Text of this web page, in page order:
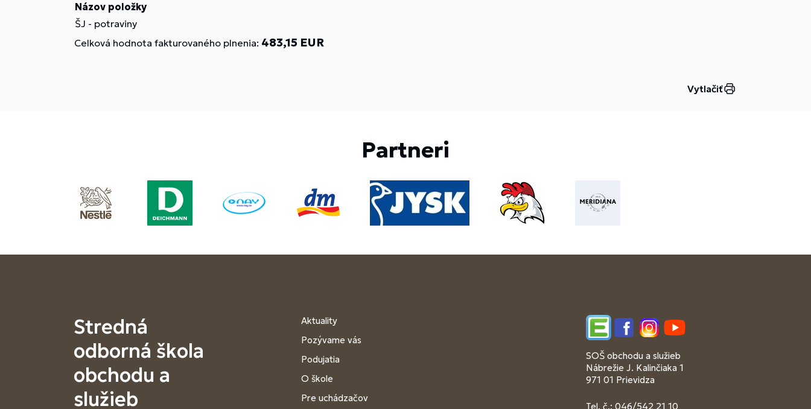
Názov položky
ŠJ - potraviny
Celková hodnota fakturovaného plnenia: 483,15 EUR
Vytlačiť
Partneri
Stredná
odborná škola
obchodu a
služieb
Aktuality
Pozývame vás
Podujatia
O škole
Pre uchádzačov
EdupageFacebookInstagramYouTube
SOŠ obchodu a služieb
Nábrežie J. Kalinčiaka 1
971 01 Prievidza
Tel. č.: 046/542 21 10